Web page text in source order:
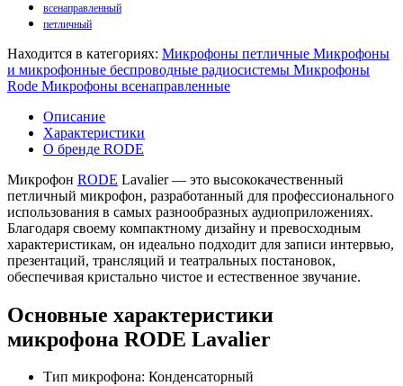
всенаправленный
петличный
Находится в категориях: Микрофоны петличные Микрофоны
и микрофонные беспроводные радиосистемы Микрофоны
Rode Микрофоны всенаправленные
Описание
Характеристики
О бренде RODE
Микрофон RODE Lavalier — это высококачественный
петличный микрофон, разработанный для профессионального
использования в самых разнообразных аудиоприложениях.
Благодаря своему компактному дизайну и превосходным
характеристикам, он идеально подходит для записи интервью,
презентаций, трансляций и театральных постановок,
обеспечивая кристально чистое и естественное звучание.
Основные характеристики
микрофона RODE Lavalier
Тип микрофона: Конденсаторный